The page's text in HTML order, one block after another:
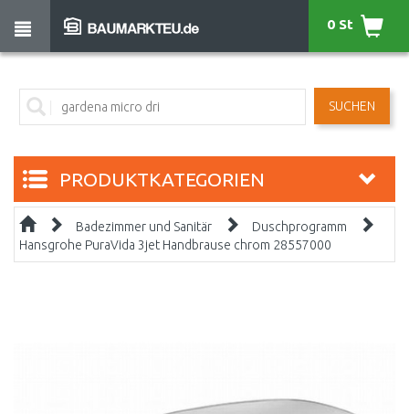
SUCHEN
0 St
PRODUKTKATEGORIEN
Badezimmer und Sanitär
Duschprogramm
Hansgrohe PuraVida 3jet Handbrause chrom 28557000